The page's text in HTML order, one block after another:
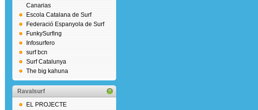
Canarias
Escola Catalana de Surf
Federació Espanyola de Surf
FunkySurfing
Infosurfero
surf bcn
Surf Catalunya
The big kahuna
Ravalsurf
EL PROJECTE